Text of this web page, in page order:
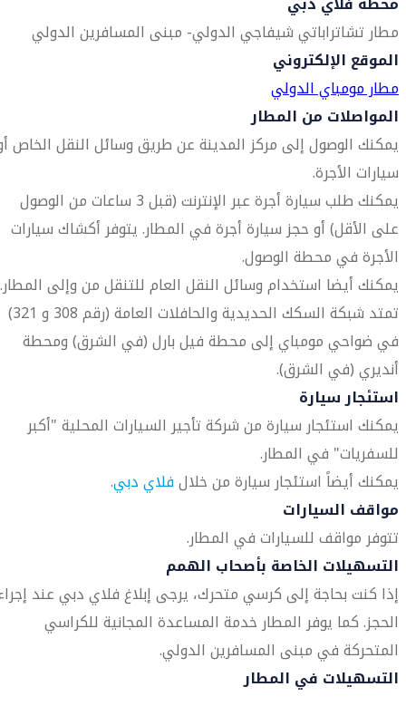
مطار تشاتراباتي شيفاجي الدولي- مبنى المسافرين الدولي
الموقع الإلكتروني
مطار مومباي الدولي
المواصلات من المطار
يمكنك الوصول إلى مركز المدينة عن طريق وسائل النقل الخاص
سيارات الأجرة.
يمكنك طلب سيارة أجرة عبر الإنترنت (قبل 3 ساعات من الوصول
على الأقل) أو حجز سيارة أجرة في المطار. يتوفر أكشاك سيارات
الأجرة في محطة الوصول.
يمكنك أيضا استخدام وسائل النقل العام للتنقل من وإلى المطار.
تمتد شبكة السكك الحديدية والحافلات العامة (رقم 308 و 321)
في ضواحي مومباي إلى محطة فيل بارل (في الشرق) ومحطة
أنديري (في الشرق).
استئجار سيارة
يمكنك استئجار سيارة من شركة تأجير السيارات المحلية "أكبر
للسفريات" في المطار.
يمكنك أيضاً استئجار سيارة من خلالفلاي دبي.
مواقف السيارات
تتوفر مواقف للسيارات في المطار.
التسهيلات الخاصة بأصحاب الهمم
إذا كنت بحاجة إلى كرسي متحرك، يرجى إبلاغ فلاي دبي عند
الحجز. كما يوفر المطار خدمة المساعدة المجانية للكراسي
المتحركة في مبنى المسافرين الدولي.
التسهيلات في المطار